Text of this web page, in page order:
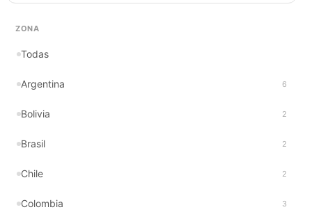
ZONA
Todas
Argentina 6
Bolivia 2
Brasil 2
Chile 2
Colombia 3